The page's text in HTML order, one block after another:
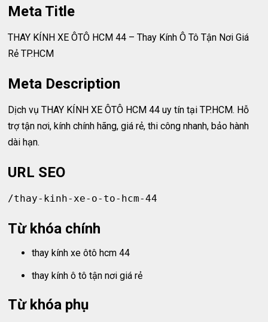
Meta Title
THAY KÍNH XE ÔTÔ HCM 44 – Thay Kính Ô Tô Tận Nơi Giá
Rẻ TP.HCM
Meta Description
Dịch vụ THAY KÍNH XE ÔTÔ HCM 44 uy tín tại TP.HCM. Hỗ
trợ tận nơi, kính chính hãng, giá rẻ, thi công nhanh, bảo hành
dài hạn.
URL SEO
Từ khóa chính
thay kính xe ôtô hcm 44
thay kính ô tô tận nơi giá rẻ
Từ khóa phụ